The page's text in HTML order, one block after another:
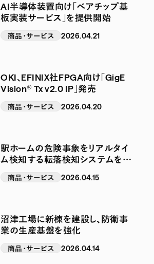
AI半導体装置向け「ベアチップ基
板実装サービス」を提供開始
商品・サービス 2026.04.21
OKI、EFINIX社FPGA向け「GigE
Vision® Tx v2.0 IP」発売
商品・サービス 2026.04.20
駅ホームの危険事象をリアルタイ
ム検知する転落検知システムを本
商品・サービス 2026.04.15
沼津工場に新棟を建設し、防衛事
業の生産基盤を強化
商品・サービス 2026.04.14